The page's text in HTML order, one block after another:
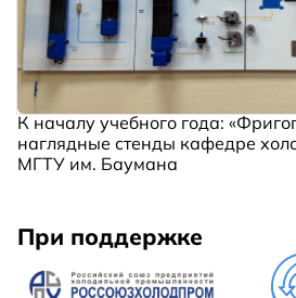
К началу учебного года:
наглядные стенды кафедре
МГТУ им. Баумана
При поддержке